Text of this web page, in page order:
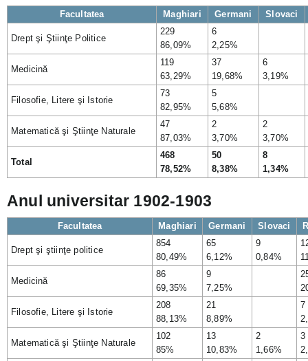
Facultatea Maghiari Germani Slovaci
Drept şi Ştiinţe Politice
229
86,09%
6
2,25%
Medicină
119
63,29%
37
19,68%
6
3,19%
Filosofie, Litere şi Istorie
73
82,95%
5
5,68%
Matematică şi Ştiinţe Naturale
47
87,03%
2
3,70%
2
3,70%
Total
468
78,52%
50
8,38%
8
1,34%
Anul universitar 1902-1903
Facultatea Maghiari Germani Slovaci
Drept şi ştiinţe politice
854
80,49%
65
6,12%
9
0,84%
Medicină
86
69,35%
9
7,25%
Filosofie, Litere şi Istorie
208
88,13%
21
8,89%
7
Matematică şi Ştiinţe Naturale
102
85%
13
10,83%
2
1,66%
3